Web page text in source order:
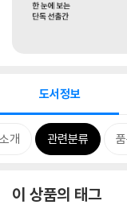
도서정보
개 관련분류
이 상품의 태그